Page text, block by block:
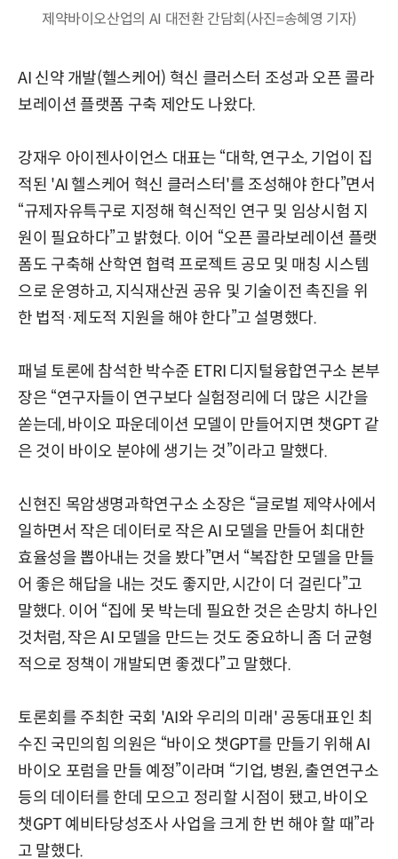
제약바이오산업의 AI 대전환 간담회(사진=송혜영 기자)
AI 신약 개발(헬스케어) 혁신 클러스터 조성과 오픈 콜라
보레이션 플랫폼 구축 제안도 나왔다.
강재우 아이젠사이언스 대표는 “대학, 연구소, 기업이 집
적된 'AI 헬스케어 혁신 클러스터'를 조성해야 한다”면서
“규제자유특구로 지정해 혁신적인 연구 및 임상시험 지
원이 필요하다”고 밝혔다. 이어 “오픈 콜라보레이션 플랫
폼도 구축해 산학연 협력 프로젝트 공모 및 매칭 시스템
으로 운영하고, 지식재산권 공유 및 기술이전 촉진을 위
한 법적·제도적 지원을 해야 한다”고 설명했다.
패널 토론에 참석한 박수준 ETRI 디지털융합연구소 본부
장은 “연구자들이 연구보다 실험정리에 더 많은 시간을
쏟는데, 바이오 파운데이션 모델이 만들어지면 챗GPT 같
은 것이 바이오 분야에 생기는 것”이라고 말했다.
신현진 목암생명과학연구소 소장은 “글로벌 제약사에서
일하면서 작은 데이터로 작은 AI 모델을 만들어 최대한
효율성을 뽑아내는 것을 봤다”면서 “복잡한 모델을 만들
어 좋은 해답을 내는 것도 좋지만, 시간이 더 걸린다”고
말했다. 이어 “집에 못 박는데 필요한 것은 손망치 하나인
것처럼, 작은 AI 모델을 만드는 것도 중요하니 좀 더 균형
적으로 정책이 개발되면 좋겠다”고 말했다.
토론회를 주최한 국회 'AI와 우리의 미래' 공동대표인 최
수진 국민의힘 의원은 “바이오 챗GPT를 만들기 위해 AI
바이오 포럼을 만들 예정”이라며 “기업, 병원, 출연연구소
등의 데이터를 한데 모으고 정리할 시점이 됐고, 바이오
챗GPT 예비타당성조사 사업을 크게 한 번 해야 할 때”라
고 말했다.